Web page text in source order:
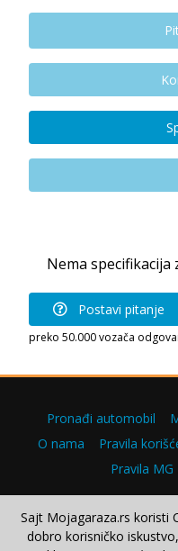
Nema specifikacija
Postavi pitanje
preko 50.000 vozača
Pronađi automobil
O nama
Pravila
Pravila
Sajt Mojagaraza.rs koristi
dobro korisničko